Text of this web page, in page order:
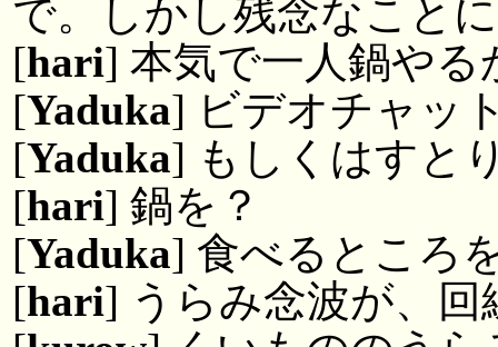
で。しかし残念なこと
[hari] 本気で一人鍋や
[Yaduka] ビデオチャッ
[Yaduka] もしくはすと
[hari] 鍋を？
[Yaduka] 食べるところ
[hari] うらみ念波が、